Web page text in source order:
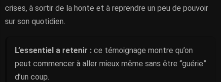
crises, à sortir de la honte et à reprendre un peu de pouvoir
sur son quotidien.
L’essentiel a retenir : ce témoignage montre qu’on
peut commencer à aller mieux même sans être “guérie”
d’un coup.